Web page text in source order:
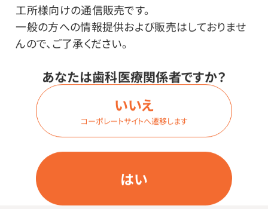
工所様向けの通信販売です。
一般の方への情報提供および販売はしておりませ
んので、ご了承ください。
あなたは歯科医療関係者ですか？
はい
いいえ
コーポレートサイトへ遷移します
メーカー・ブランド
生活の木
その他
●主な使用精油・天然芳香成分／スーッとノーズ：有機
ペパーミント、有機ライム、国産メントール ハッピーノ
ーズ：有機ティートゥリー、有機ユーカリ・グロブルス、国
産メントール